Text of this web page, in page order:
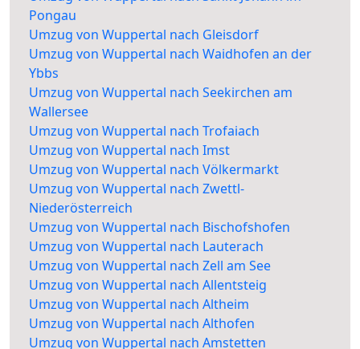
Pongau
Umzug von Wuppertal nach Gleisdorf
Umzug von Wuppertal nach Waidhofen an der
Ybbs
Umzug von Wuppertal nach Seekirchen am
Wallersee
Umzug von Wuppertal nach Trofaiach
Umzug von Wuppertal nach Imst
Umzug von Wuppertal nach Völkermarkt
Umzug von Wuppertal nach Zwettl-
Niederösterreich
Umzug von Wuppertal nach Bischofshofen
Umzug von Wuppertal nach Lauterach
Umzug von Wuppertal nach Zell am See
Umzug von Wuppertal nach Allentsteig
Umzug von Wuppertal nach Altheim
Umzug von Wuppertal nach Althofen
Umzug von Wuppertal nach Amstetten